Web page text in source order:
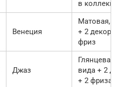
в
Венеция
Матовая, 2
+ 2 декора
фриз
Джаз
Глянцевая,
вида + 2
+ 2 фриза